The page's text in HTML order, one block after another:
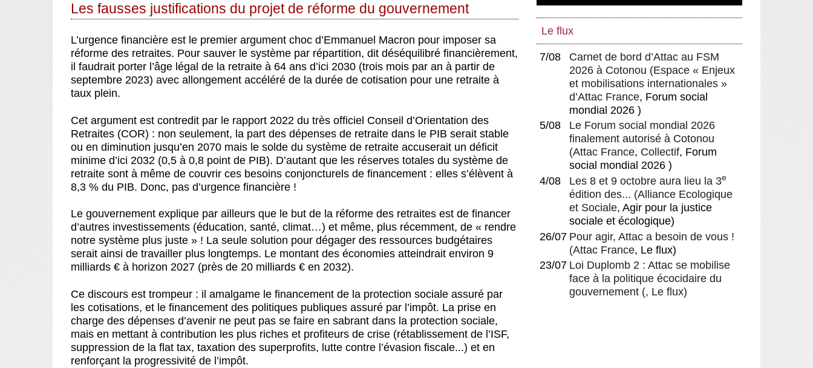
Les fausses justifications du projet de réforme du gouvernement
L’urgence financière est le premier argument choc d’Emmanuel Macron pour imposer sa
réforme des retraites. Pour sauver le système par répartition, dit déséquilibré financièrement,
il faudrait porter l’âge légal de la retraite à 64 ans d’ici 2030 (trois mois par an à partir de
septembre 2023) avec allongement accéléré de la durée de cotisation pour une retraite à
taux plein.
Cet argument est contredit par le rapport 2022 du très officiel Conseil d’Orientation des
Retraites (COR) : non seulement, la part des dépenses de retraite dans le PIB serait stable
ou en diminution jusqu’en 2070 mais le solde du système de retraite accuserait un déficit
minime d’ici 2032 (0,5 à 0,8 point de PIB). D’autant que les réserves totales du système de
retraite sont à même de couvrir ces besoins conjoncturels de financement : elles s’élèvent à
8,3 % du PIB. Donc, pas d’urgence financière !
Le gouvernement explique par ailleurs que le but de la réforme des retraites est de financer
d’autres investissements (éducation, santé, climat…) et même, plus récemment, de « rendre
notre système plus juste » ! La seule solution pour dégager des ressources budgétaires
serait ainsi de travailler plus longtemps. Le montant des économies atteindrait environ 9
milliards € à horizon 2027 (près de 20 milliards € en 2032).
Ce discours est trompeur : il amalgame le financement de la protection sociale assuré par
les cotisations, et le financement des politiques publiques assuré par l’impôt. La prise en
charge des dépenses d’avenir ne peut pas se faire en sabrant dans la protection sociale,
mais en mettant à contribution les plus riches et profiteurs de crise (rétablissement de l’ISF,
suppression de la flat tax, taxation des superprofits, lutte contre l’évasion fiscale...) et en
renforçant la progressivité de l’impôt.
Le flux
7/08
Carnet de bord d’Attac au FSM
2026 à Cotonou (Espace « Enjeux
et mobilisations internationales »
d’Attac France, Forum social
mondial 2026 )
5/08
Le Forum social mondial 2026
finalement autorisé à Cotonou
(Attac France, Collectif, Forum
social mondial 2026 )
4/08
Les 8 et 9 octobre aura lieu la 3e
édition des... (Alliance Ecologique
et Sociale, Agir pour la justice
sociale et écologique)
26/07 Pour agir, Attac a besoin de vous !
(Attac France, Le flux)
23/07 Loi Duplomb 2 : Attac se mobilise
face à la politique écocidaire du
gouvernement (, Le flux)